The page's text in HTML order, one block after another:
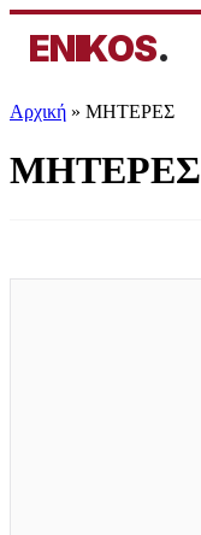
ENIKOS.
Αρχική » ΜΗΤΕΡΕΣ
ΜΗΤΕΡΕΣ